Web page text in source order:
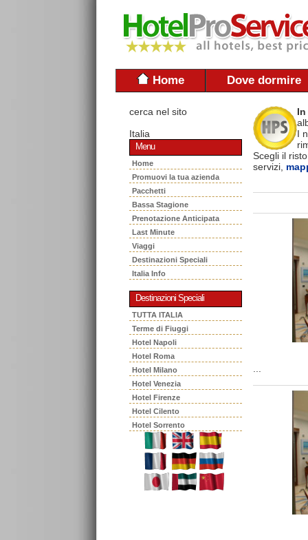
Home Dove dormire
cerca nel sito
Italia
Menu
Home
Promuovi la tua azienda
Pacchetti
Bassa Stagione
Prenotazione Anticipata
Last Minute
Viaggi
Destinazioni Speciali
Italia Info
Destinazioni Speciali
TUTTA ITALIA
Terme di Fiuggi
Hotel Napoli
Hotel Roma
Hotel Milano
Hotel Venezia
Hotel Firenze
Hotel Cilento
Hotel Sorrento
I
Scegli il
servizi,